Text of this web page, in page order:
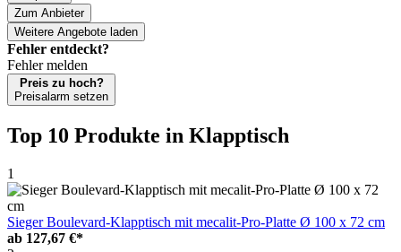
Zum Anbieter
Weitere Angebote laden
Fehler entdeckt?
Fehler melden
Preis zu hoch?
Preisalarm setzen
Top 10 Produkte in Klapptisch
1
Sieger Boulevard-Klapptisch mit mecalit-Pro-Platte Ø 100 x 72 cm
ab 127,67 €*